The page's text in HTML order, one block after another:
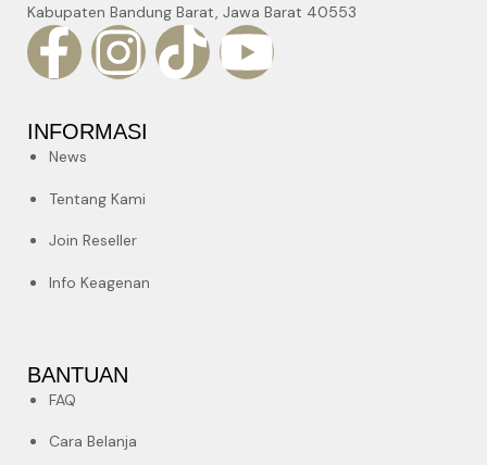
Kabupaten Bandung Barat, Jawa Barat 40553
INFORMASI
News
Tentang Kami
Join Reseller
Info Keagenan
BANTUAN
FAQ
Cara Belanja